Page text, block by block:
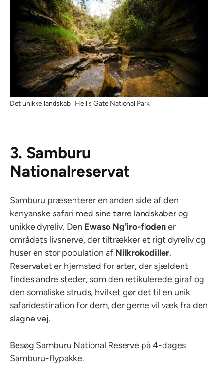
Det unikke landskab i Hell's Gate National Park
3. Samburu
Nationalreservat
Samburu præsenterer en anden side af den
kenyanske safari med sine tørre landskaber og
unikke dyreliv. Den Ewaso Ng'iro-flodener
områdets livsnerve, der tiltrækker et rigt dyreliv og
huser en stor population af Nilkrokodiller.
Reservatet er hjemsted for arter, der sjældent
findes andre steder, som den retikulerede giraf og
den somaliske struds, hvilket gør det til en unik
safaridestination for dem, der gerne vil væk fra den
slagne vej.
Besøg Samburu National Reserve på4-dages
Samburu-flypakke.